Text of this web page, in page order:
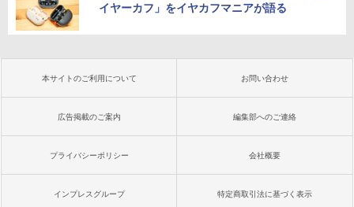
イヤーカフ」をイヤカフマニアが語る
本サイトのご利用について お問い合わせ
広告掲載のご案内 編集部へのご連絡
プライバシーポリシー 会社概要
インプレスグループ 特定商取引法に基づく表示